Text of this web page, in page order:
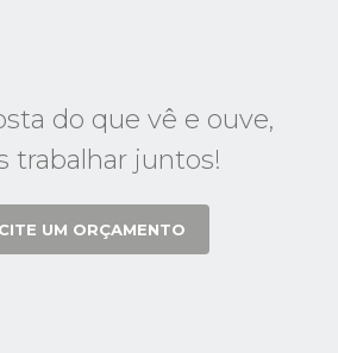
do que vê e ouve,
trabalhar juntos!
UM ORÇAMENTO